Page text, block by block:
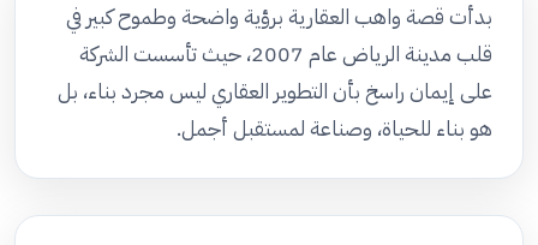
بدأت قصة واهب العقارية برؤية واضحة وطموح كبير في
قلب مدينة الرياض عام 2007، حيث تأسست الشركة
على إيمان راسخ بأن التطوير العقاري ليس مجرد بناء، بل
هو بناء للحياة، وصناعة لمستقبل أجمل.